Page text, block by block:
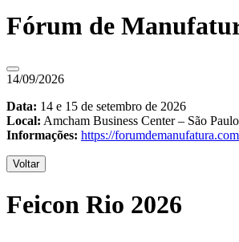
Fórum de
14/09/2026
Data: 14 e 15 de setembro de 2026
Local: Amcham Business Center – São
Informações: https://
Voltar
Feicon Rio 2026